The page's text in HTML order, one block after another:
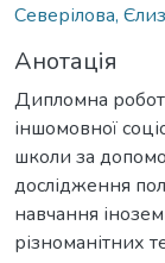
Северілова,
Анотація
Дипломна
іншомовної
школи за
дослідження
навчання
різноманітних